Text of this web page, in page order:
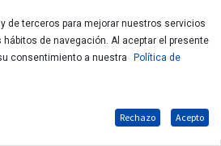
mango de madera para perros y gatos
de terceros para mejorar nuestros servicios
de navegación. Al aceptar el presente
consentimiento a nuestra
Política de
Rechazo Acepto